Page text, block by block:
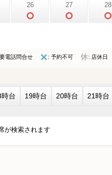
26 27 28
電話問合せ : 予約不可 : 店休日
時台 19時台 20時台 21時台
が検索されます